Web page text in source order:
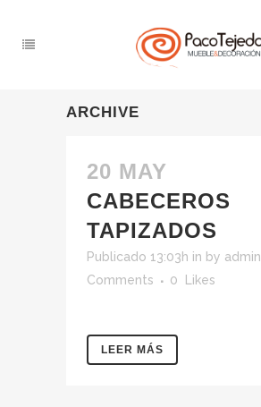
ARCHIVE
20 MAY
CABECEROS
TAPIZADOS
Publicado 13:03h in by admin
Comments
0 Likes
LEER MÁS